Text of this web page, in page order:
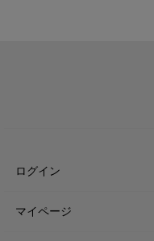
ログイン
マイページ